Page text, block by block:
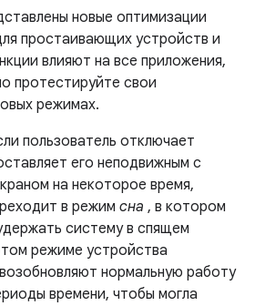
новые оптимизации
простаивающих устройств и
влияют на все приложения,
протестируйте свои
режимах.
пользователь отключает
его неподвижным с
на некоторое время,
в режим сна , в котором
систему в спящем
режиме устройства
нормальную работу
времени, чтобы могла